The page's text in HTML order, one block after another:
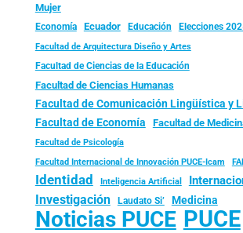
Mujer
Economía Ecuador Educación Elecciones
Facultad de Arquitectura Diseño y Artes
Facultad de Ciencias de la Educación
Facultad de Ciencias Humanas
Facultad de Comunicación Lingüística y
Facultad de Economía Facultad de
Facultad de Psicología
Facultad Internacional de Innovación PUCE-Icam
Identidad Inteligencia Artificial
Investigación Laudato Si’ Medicina
Noticias PUCE PUCE